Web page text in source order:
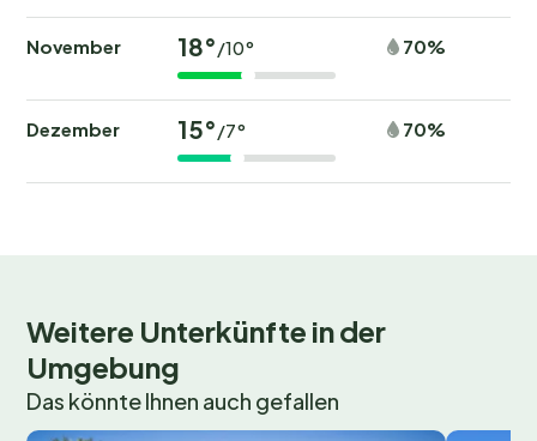
November 18°/10° 70%
Dezember 15°/7° 70%
Weitere Unterkünfte in der
Umgebung
Das könnte Ihnen auch gefallen